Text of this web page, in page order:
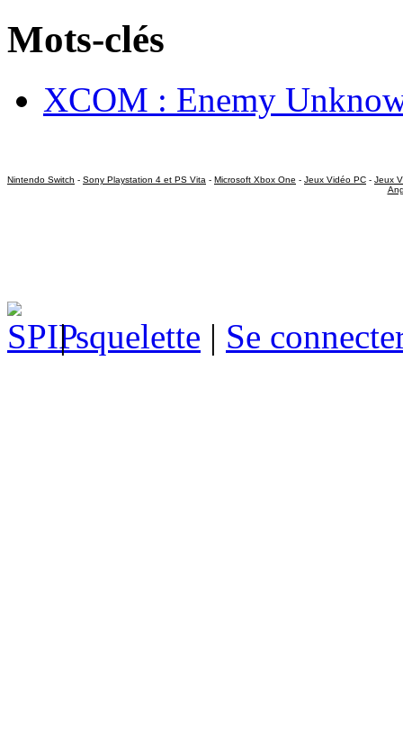
Mots-clés
XCOM : Enemy
Nintendo Switch - Sony Playstation 4 et PS Vita - Microsoft Xbox One - Jeux Vidéo PC - Jeux
|squelette | Se